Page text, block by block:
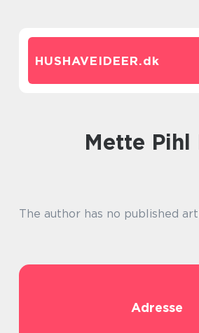
HUSHAVEIDEER.dk
Mette
The author has no published
Adresse